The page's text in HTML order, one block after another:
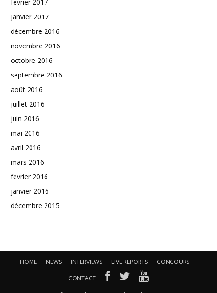
février 2017
janvier 2017
décembre 2016
novembre 2016
octobre 2016
septembre 2016
août 2016
juillet 2016
juin 2016
mai 2016
avril 2016
mars 2016
février 2016
janvier 2016
décembre 2015
HOME NEWS INTERVIEWS LIVE REPORTS
CONCOURS
CONTACT